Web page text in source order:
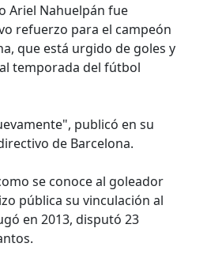
Ariel Nahuelpán fue
refuerzo para el campeón
que está urgido de goles y
temporada del fútbol
publicó en su
de Barcelona.
se conoce al goleador
pública su vinculación al
en 2013, disputó 23